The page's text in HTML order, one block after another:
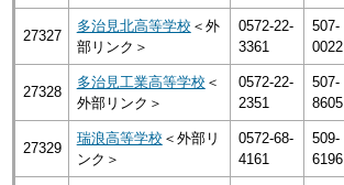
27327
多治見北高等学校 ＜外
部リンク＞
0572-22-
3361
507-
0022
27328
多治見工業高等学校 ＜
外部リンク＞
0572-22-
2351
507-
8605
27329
瑞浪高等学校 ＜外部リ
ンク＞
0572-68-
4161
509-
6196